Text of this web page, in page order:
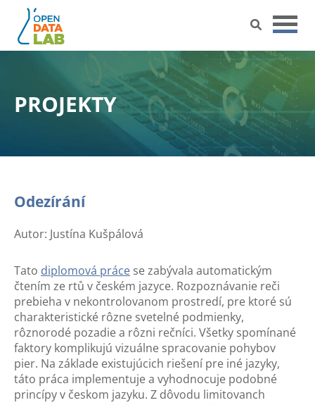
PROJEKTY
Odezírání
Autor: Justína Kušpálová
Tato diplomová práce se zabývala automatickým
čtením ze rtů v českém jazyce. Rozpoznávanie reči
prebieha v nekontrolovanom prostredí, pre ktoré sú
charakteristické rôzne svetelné podmienky,
rôznorodé pozadie a rôzni rečníci. Všetky spomínané
faktory komplikujú vizuálne spracovanie pohybov
pier. Na základe existujúcich riešení pre iné jazyky,
táto práca implementuje a vyhodnocuje podobné
princípy v českom jazyku. Z dôvodu limitovanch